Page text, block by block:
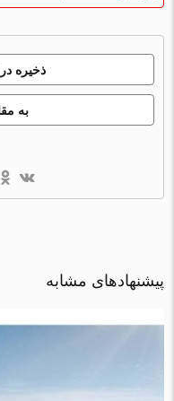
ذخیره
به
پیشنهادهای مشابه